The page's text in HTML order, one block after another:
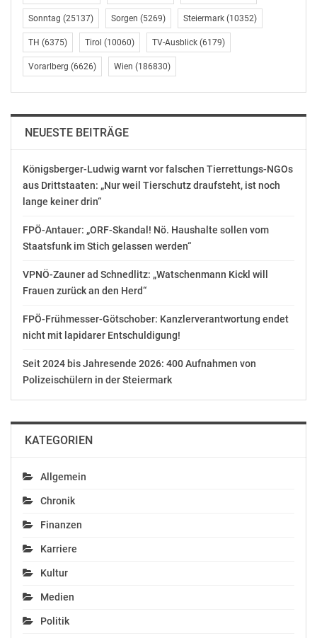
Sonntag (25137) Sorgen (5269) Steiermark (10352)
TH (6375) Tirol (10060) TV-Ausblick (6179)
Vorarlberg (6626) Wien (186830)
NEUESTE BEITRÄGE
Königsberger-Ludwig warnt vor falschen Tierrettungs-NGOs
aus Drittstaaten: „Nur weil Tierschutz draufsteht, ist noch
lange keiner drin“
FPÖ-Antauer: „ORF-Skandal! Nö. Haushalte sollen vom
Staatsfunk im Stich gelassen werden“
VPNÖ-Zauner ad Schnedlitz: „Watschenmann Kickl will
Frauen zurück an den Herd“
FPÖ-Frühmesser-Götschober: Kanzlerverantwortung endet
nicht mit lapidarer Entschuldigung!
Seit 2024 bis Jahresende 2026: 400 Aufnahmen von
Polizeischülern in der Steiermark
KATEGORIEN
Allgemein
Chronik
Finanzen
Karriere
Kultur
Medien
Politik